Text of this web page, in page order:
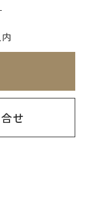
ください
せ